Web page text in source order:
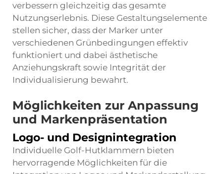
verbessern gleichzeitig das gesamte
Nutzungserlebnis. Diese Gestaltungselemente
stellen sicher, dass der Marker unter
verschiedenen Grünbedingungen effektiv
funktioniert und dabei ästhetische
Anziehungskraft sowie Integrität der
Individualisierung bewahrt.
Möglichkeiten zur Anpassung
und Markenpräsentation
Logo- und Designintegration
Individuelle Golf-Hutklammern bieten
hervorragende Möglichkeiten für die